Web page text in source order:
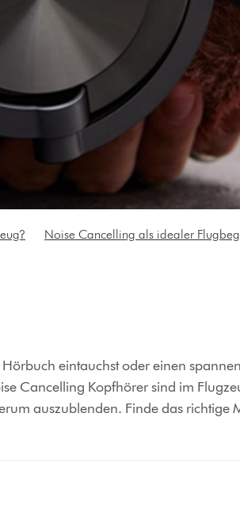
Noise Cancelling als idealer
eintauchst oder einen
Cancelling Kopfhörer sind im
auszublenden. Finde das richtige